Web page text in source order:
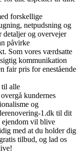
forskellige
netpudsning og
detaljer og overvejer
påvirke
Som vores værdsatte
kommunikation
fair pris for enestående
til alle
kundernes
og
1.dk til dit
vil blive
med at du holder dig
tilbud, og lad os